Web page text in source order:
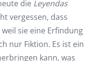
die Leyendas
vergessen, dass
sie eine Erfindung
nur Fiktion. Es ist ein
kann, was